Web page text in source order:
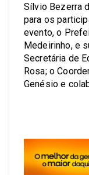
Sílvio Bezerra
para os
evento, o
Medeirinho, e
Secretária de
Rosa; o
Genésio e